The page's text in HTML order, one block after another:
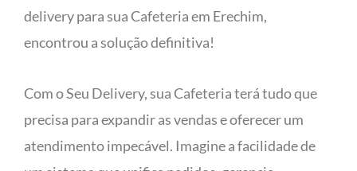
delivery para sua Cafeteria em Erechim,
encontrou a solução definitiva!
Com o Seu Delivery, sua Cafeteria terá tudo que
precisa para expandir as vendas e oferecer um
atendimento impecável. Imagine a facilidade de